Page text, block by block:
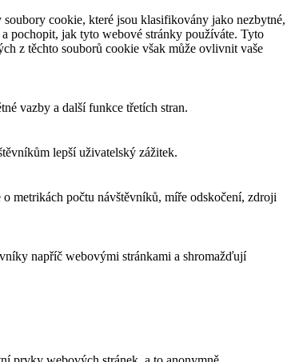
cookie, které jsou klasifikovány jako nezbytné,
pochopit, jak tyto webové stránky používáte. Tyto
z těchto souborů cookie však může ovlivnit vaše
vazby a další funkce třetích stran.
lepší uživatelský zážitek.
metrikách počtu návštěvníků, míře odskočení, zdroji
napříč webovými stránkami a shromažďují